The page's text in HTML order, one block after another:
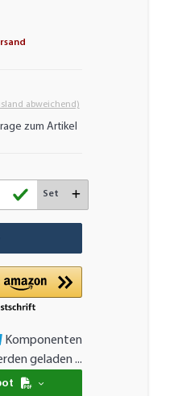
abweichend)
zum Artikel
Set
Komponenten
geladen ...